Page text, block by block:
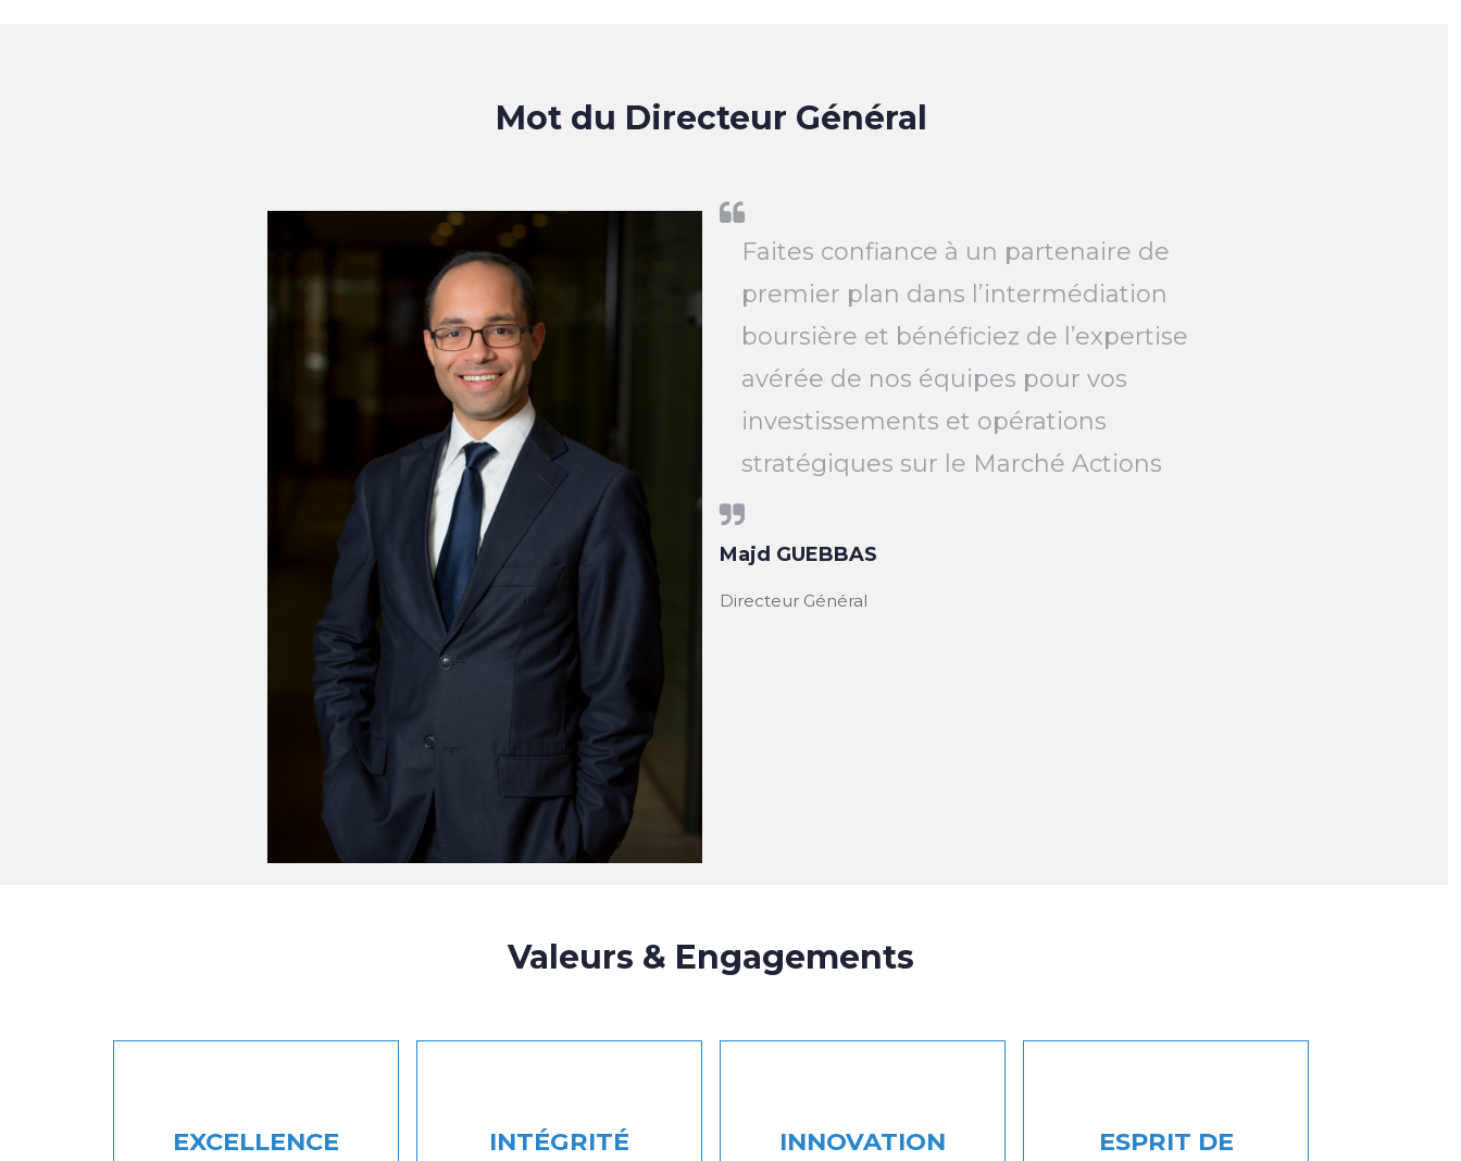
Mot du Directeur Général
Faites confiance à un partenaire de
premier plan dans l’intermédiation
boursière et bénéficiez de l’expertise
avérée de nos équipes pour vos
investissements et opérations
stratégiques sur le Marché Actions
Majd GUEBBAS
Directeur Général
Valeurs & Engagements
EXCELLENCE INTÉGRITÉ INNOVATION
ESPRIT DE